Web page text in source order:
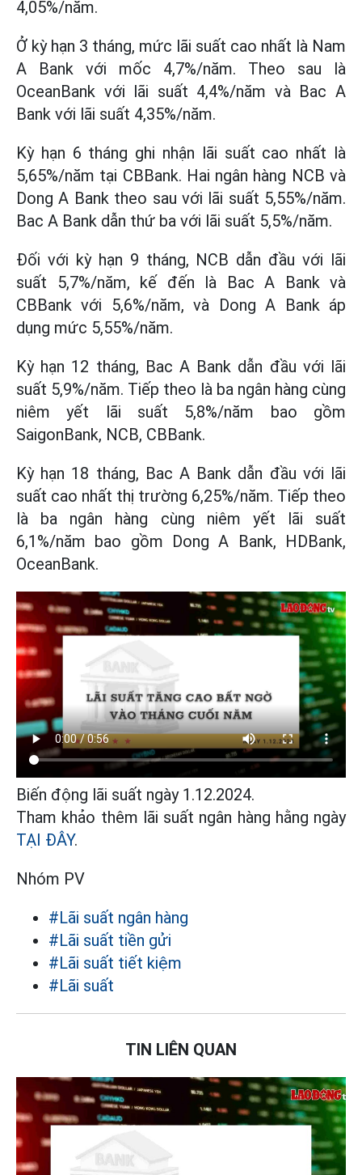
4,05%/năm.
Ở kỳ hạn 3 tháng, mức lãi suất cao nhất là Nam
A Bank với mốc 4,7%/năm. Theo sau là
OceanBank với lãi suất 4,4%/năm và Bac A
Bank với lãi suất 4,35%/năm.
Kỳ hạn 6 tháng ghi nhận lãi suất cao nhất là
5,65%/năm tại CBBank. Hai ngân hàng NCB và
Dong A Bank theo sau với lãi suất 5,55%/năm.
Bac A Bank dẫn thứ ba với lãi suất 5,5%/năm.
Đối với kỳ hạn 9 tháng, NCB dẫn đầu với lãi
suất 5,7%/năm, kế đến là Bac A Bank và
CBBank với 5,6%/năm, và Dong A Bank áp
dụng mức 5,55%/năm.
Kỳ hạn 12 tháng, Bac A Bank dẫn đầu với lãi
suất 5,9%/năm. Tiếp theo là ba ngân hàng cùng
niêm yết lãi suất 5,8%/năm bao gồm
SaigonBank, NCB, CBBank.
Kỳ hạn 18 tháng, Bac A Bank dẫn đầu với lãi
suất cao nhất thị trường 6,25%/năm. Tiếp theo
là ba ngân hàng cùng niêm yết lãi suất
6,1%/năm bao gồm Dong A Bank, HDBank,
OceanBank.
Biến động lãi suất ngày 1.12.2024.
Tham khảo thêm lãi suất ngân hàng hằng ngày
TẠI ĐÂY.
Nhóm PV
#Lãi suất ngân hàng
#Lãi suất tiền gửi
#Lãi suất tiết kiệm
#Lãi suất
TIN LIÊN QUAN